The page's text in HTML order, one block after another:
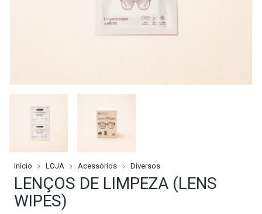
Início LOJA Acessórios Diversos
LENÇOS DE LIMPEZA (LENS
WIPES)